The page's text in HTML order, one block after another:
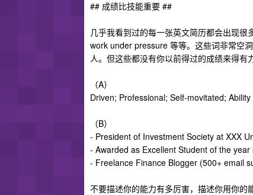
## 成绩比技能重要 ##
几乎我看到过的每一张英文简历都会出现
work under pressure 等等。这些词非常空
人。但这些都没有你以前得过的成绩来得有
（A）
Driven; Professional; Self-movitated;
（B）
- President of Investment Society at XXX
- Awarded as Excellent Student of the year
- Freelance Finance Blogger (500+ email
不要描述你的能力有多厉害，描述你用你的